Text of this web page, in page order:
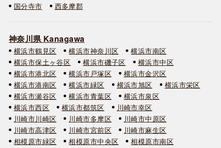
国分寺市
西多摩郡
神奈川県 Kanagawa
横浜市鶴見区 横浜市神奈川区
横浜市南区
横浜市保土ヶ谷区
横浜市磯子区
横浜市中区
横浜市港北区
横浜市戸塚区
横浜市金沢区
横浜市港南区
横浜市緑区 横浜市旭区
横浜市栄区
横浜市瀬谷区
横浜市青葉区
横浜市泉区
横浜市西区
横浜市都筑区
川崎市幸区
川崎市川崎区
川崎市多摩区
川崎市中原区
川崎市高津区
川崎市宮前区
川崎市麻生区
相模原市緑区
相模原市中央区
相模原市南区